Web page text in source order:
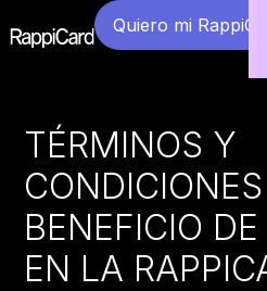
Quiero mi
TÉRMINOS Y
BENEFICIO
EN LA